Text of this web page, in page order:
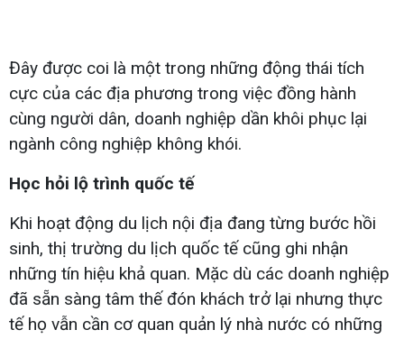
Đây được coi là một trong những động thái tích
cực của các địa phương trong việc đồng hành
cùng người dân, doanh nghiệp dần khôi phục lại
ngành công nghiệp không khói.
Học hỏi lộ trình quốc tế
Khi hoạt động du lịch nội địa đang từng bước hồi
sinh, thị trường du lịch quốc tế cũng ghi nhận
những tín hiệu khả quan. Mặc dù các doanh nghiệp
đã sẵn sàng tâm thế đón khách trở lại nhưng thực
tế họ vẫn cần cơ quan quản lý nhà nước có những